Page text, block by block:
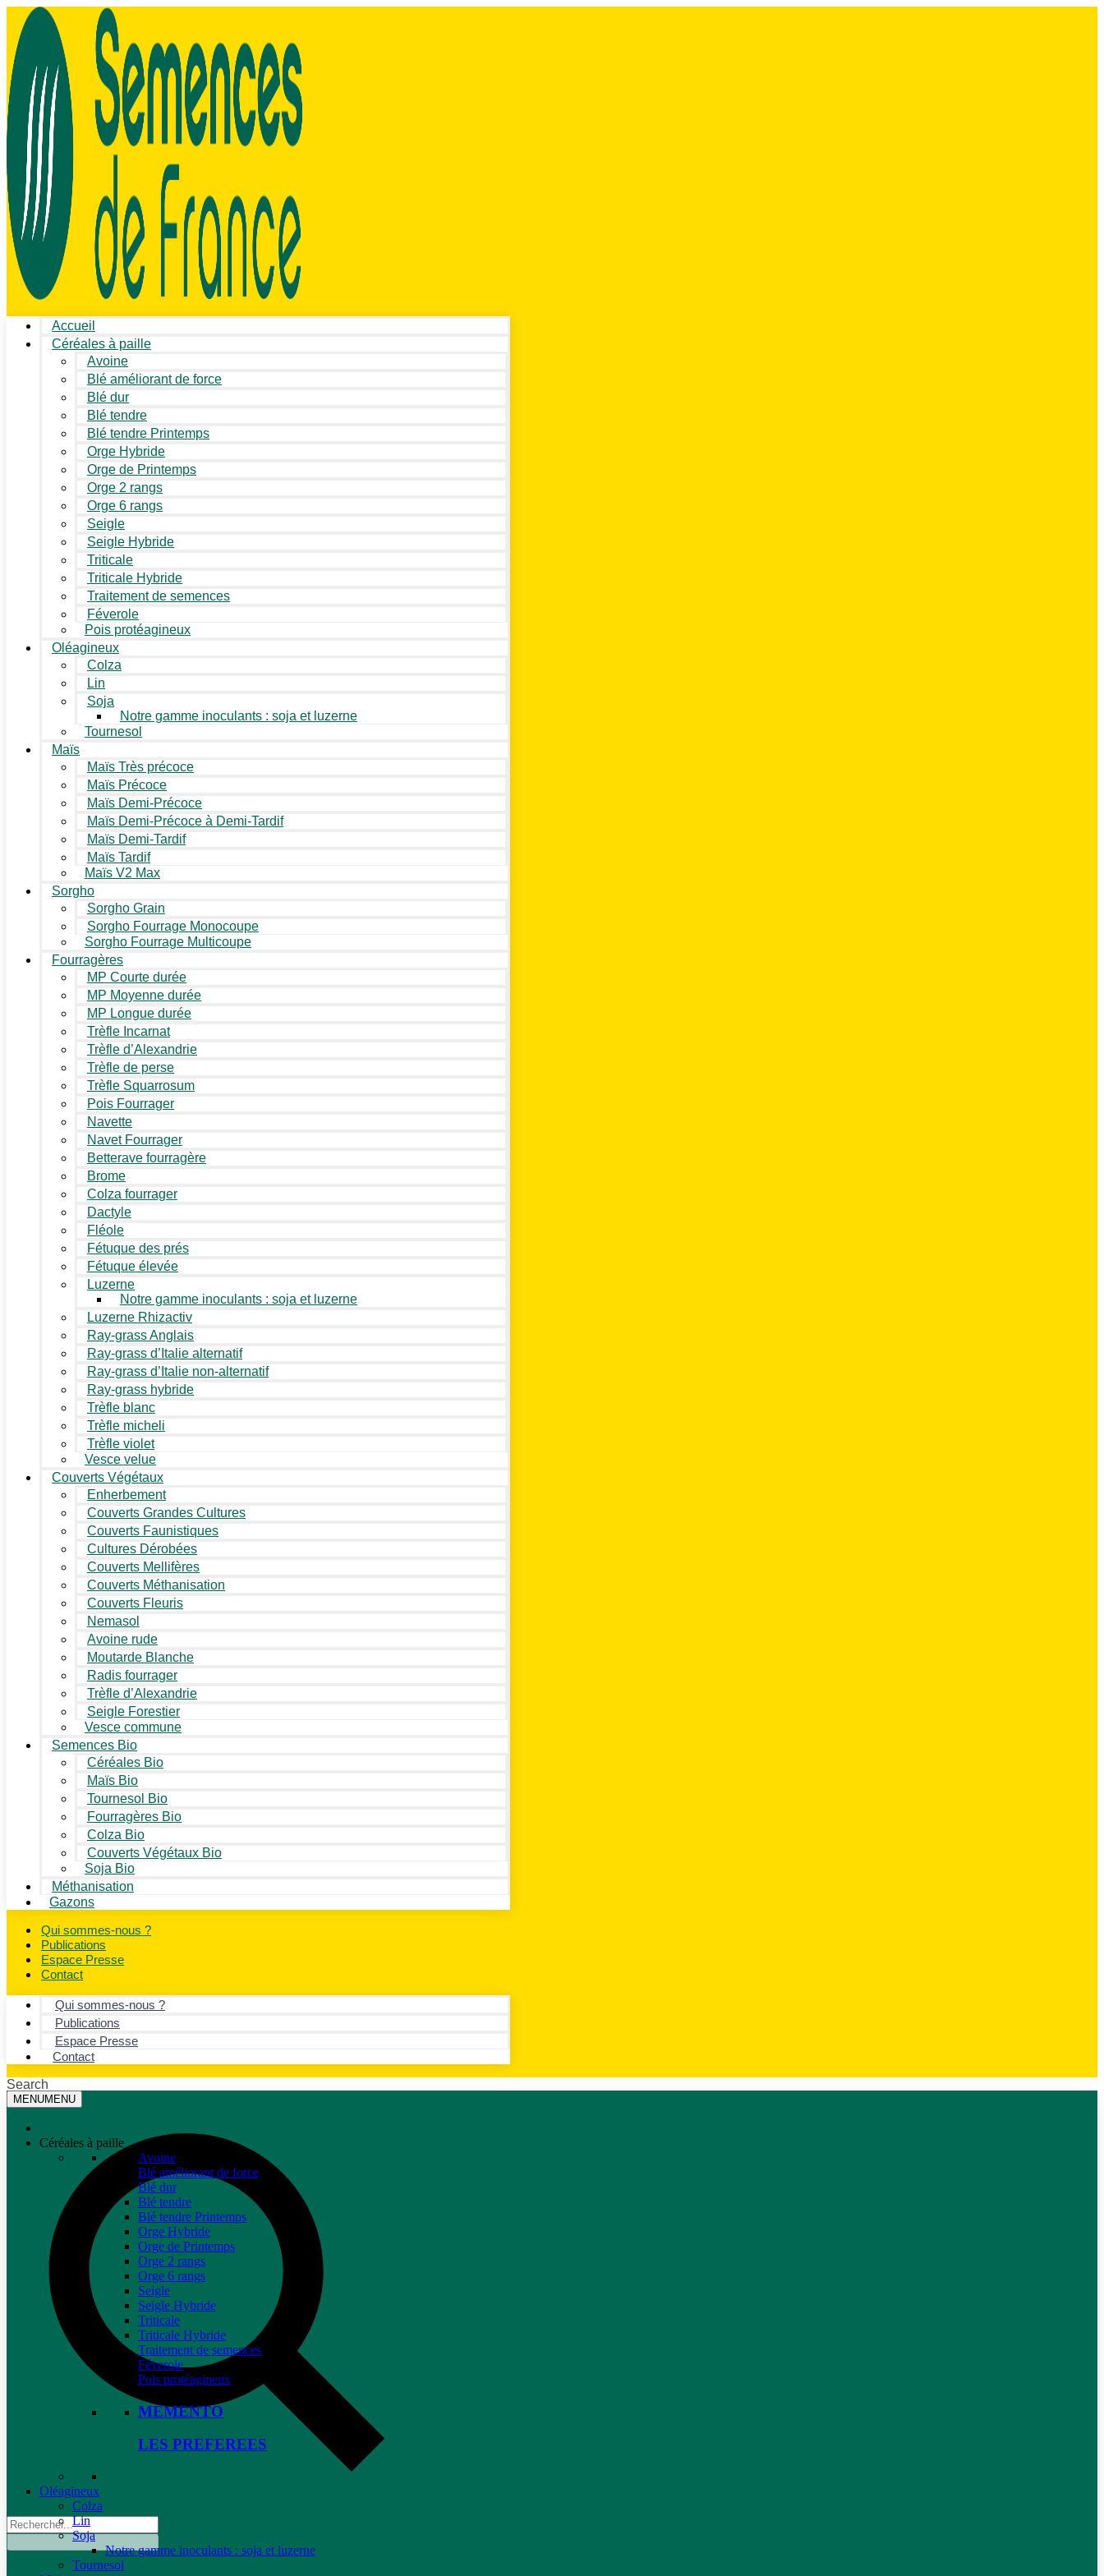
Accueil
Céréales à paille
Avoine
Blé améliorant de force
Blé dur
Blé tendre
Blé tendre Printemps
Orge Hybride
Orge de Printemps
Orge 2 rangs
Orge 6 rangs
Seigle
Seigle Hybride
Triticale
Triticale Hybride
Traitement de semences
Féverole
Pois protéagineux
Oléagineux
Colza
Lin
Soja
Notre gamme inoculants : soja et luzerne
Tournesol
Maïs
Maïs Très précoce
Maïs Précoce
Maïs Demi-Précoce
Maïs Demi-Précoce à Demi-Tardif
Maïs Demi-Tardif
Maïs Tardif
Maïs V2 Max
Sorgho
Sorgho Grain
Sorgho Fourrage Monocoupe
Sorgho Fourrage Multicoupe
Fourragères
MP Courte durée
MP Moyenne durée
MP Longue durée
Trèfle Incarnat
Trèfle d’Alexandrie
Trèfle de perse
Trèfle Squarrosum
Pois Fourrager
Navette
Navet Fourrager
Betterave fourragère
Brome
Colza fourrager
Dactyle
Fléole
Fétuque des prés
Fétuque élevée
Luzerne
Notre gamme inoculants : soja et luzerne
Luzerne Rhizactiv
Ray-grass Anglais
Ray-grass d’Italie alternatif
Ray-grass d’Italie non-alternatif
Ray-grass hybride
Trèfle blanc
Trèfle micheli
Trèfle violet
Vesce velue
Couverts Végétaux
Enherbement
Couverts Grandes Cultures
Couverts Faunistiques
Cultures Dérobées
Couverts Mellifères
Couverts Méthanisation
Couverts Fleuris
Nemasol
Avoine rude
Moutarde Blanche
Radis fourrager
Trèfle d’Alexandrie
Seigle Forestier
Vesce commune
Semences Bio
Céréales Bio
Maïs Bio
Tournesol Bio
Fourragères Bio
Colza Bio
Couverts Végétaux Bio
Soja Bio
Méthanisation
Gazons
Qui sommes-nous ?
Publications
Espace Presse
Contact
Qui sommes-nous ?
Publications
Espace Presse
Contact
Search
MENUMENU
Céréales à paille
Avoine
Blé améliorant de force
Blé dur
Blé tendre
Blé tendre Printemps
Orge Hybride
Orge de Printemps
Orge 2 rangs
Orge 6 rangs
Seigle
Seigle Hybride
Triticale
Triticale Hybride
Traitement de semences
Féverole
Pois protéagineux
MEMENTO
LES PREFEREES
Oléagineux
Colza
Lin
Soja
Notre gamme inoculants : soja et luzerne
Tournesol